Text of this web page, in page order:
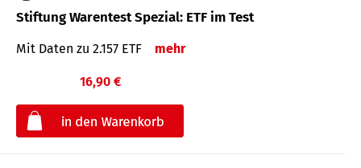
Stiftung Warentest Spezial: ETF im Test
Mit Daten zu 2.157 ETF mehr
16,90 €